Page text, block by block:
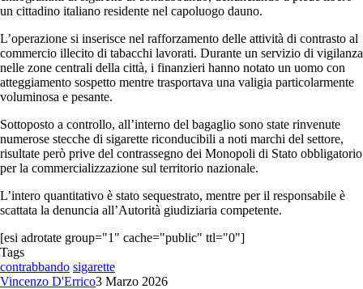
un cittadino italiano residente nel capoluogo dauno.
L’operazione si inserisce nel rafforzamento delle attività di contrasto al
commercio illecito di tabacchi lavorati. Durante un servizio di vigilanza
nelle zone centrali della città, i finanzieri hanno notato un uomo con
atteggiamento sospetto mentre trasportava una valigia particolarmente
voluminosa e pesante.
Sottoposto a controllo, all’interno del bagaglio sono state rinvenute
numerose stecche di sigarette riconducibili a noti marchi del settore,
risultate però prive del contrassegno dei Monopoli di Stato obbligatorio
per la commercializzazione sul territorio nazionale.
L’intero quantitativo è stato sequestrato, mentre per il responsabile è
scattata la denuncia all’Autorità giudiziaria competente.
[esi adrotate group="1" cache="public" ttl="0"]
Tags
contrabbando sigarette
Vincenzo D'Errico3 Marzo 2026